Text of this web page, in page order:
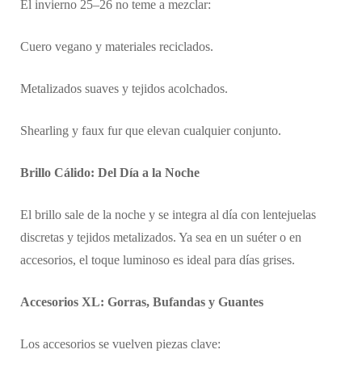
El invierno 25–26 no teme a mezclar:
Cuero vegano y materiales reciclados.
Metalizados suaves y tejidos acolchados.
Shearling y faux fur que elevan cualquier conjunto.
Brillo Cálido: Del Día a la Noche
El brillo sale de la noche y se integra al día con lentejuelas
discretas y tejidos metalizados. Ya sea en un suéter o en
accesorios, el toque luminoso es ideal para días grises.
Accesorios XL: Gorras, Bufandas y Guantes
Los accesorios se vuelven piezas clave: